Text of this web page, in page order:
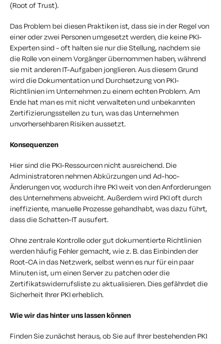
(Root of Trust).
Das Problem bei diesen Praktiken ist, dass sie in der Regel von
einer oder zwei Personen umgesetzt werden, die keine PKI-
Experten sind - oft halten sie nur die Stellung, nachdem sie
die Rolle von einem Vorgänger übernommen haben, während
sie mit anderen IT-Aufgaben jonglieren. Aus diesem Grund
wird die Dokumentation und Durchsetzung von PKI-
Richtlinien im Unternehmen zu einem echten Problem. Am
Ende hat man es mit nicht verwalteten und unbekannten
Zertifizierungsstellen zu tun, was das Unternehmen
unvorhersehbaren Risiken aussetzt.
Konsequenzen
Hier sind die PKI-Ressourcen nicht ausreichend. Die
Administratoren nehmen Abkürzungen und Ad-hoc-
Änderungen vor, wodurch ihre PKI weit von den Anforderungen
des Unternehmens abweicht. Außerdem wird PKI oft durch
ineffiziente, manuelle Prozesse gehandhabt, was dazu führt,
dass die Schatten-IT ausufert.
Ohne zentrale Kontrolle oder gut dokumentierte Richtlinien
werden häufig Fehler gemacht, wie z. B. das Einbinden der
Root-CA in das Netzwerk, selbst wenn es nur für ein paar
Minuten ist, um einen Server zu patchen oder die
Zertifikatswiderrufsliste zu aktualisieren. Dies gefährdet die
Sicherheit Ihrer PKI erheblich.
Wie wir das hinter uns lassen können
Finden Sie zunächst heraus, ob Sie auf Ihrer bestehenden PKI